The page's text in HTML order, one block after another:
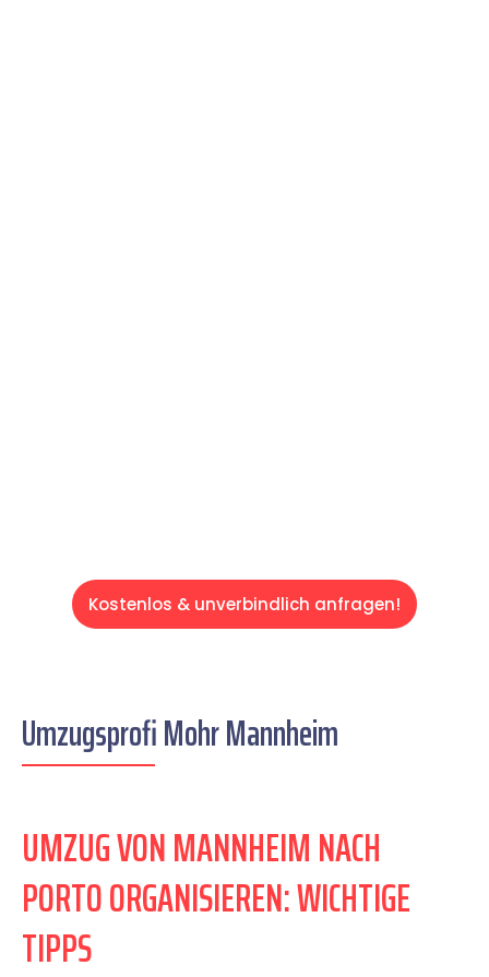
Kostenlos & unverbindlich anfragen!
Umzugsprofi Mohr Mannheim
UMZUG VON MANNHEIM NACH
PORTO ORGANISIEREN: WICHTIGE
TIPPS